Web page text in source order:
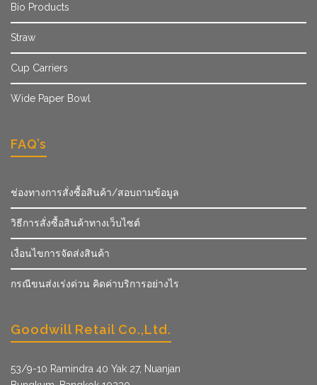
Bio Products
Straw
Cup Carriers
Wide Paper Bowl
FAQ’s
ช่องทางการสั่งซื้อสินค้า/สอบถามข้อมูล
วิธีการสั่งซื้อสินค้าทางเว็บไซต์
เงื่อนไขการจัดส่งสินค้า
กรณีขนส่งเร่งด่วน คิดค่าบริการอย่างไร
Goodwill Retail Co.,Ltd.
53/9­-10 Ramindra 40 Yak 27, Nuanjan